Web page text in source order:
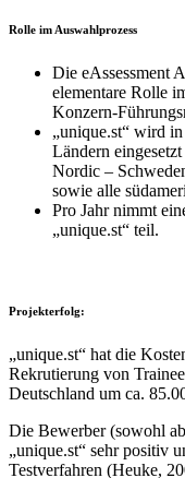
Rolle im Auswahlprozess
Die eAssessment
elementare Rolle
Konzern-
„unique.st“ wird
Ländern
Nordic –
sowie alle
Pro Jahr nimmt
„unique.st“ teil.
Projekterfolg:
„unique.st“ hat die
Rekrutierung von
Deutschland um ca.
Die Bewerber (sowohl
„unique.st“ sehr positiv
Testverfahren (Heuke,